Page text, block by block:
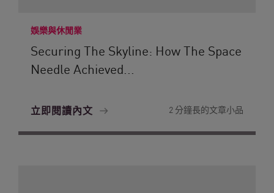
娛樂與休閒業
Securing The Skyline: How The Space
Needle Achieved...
立即閱讀內文 2 分鐘長的文章小品